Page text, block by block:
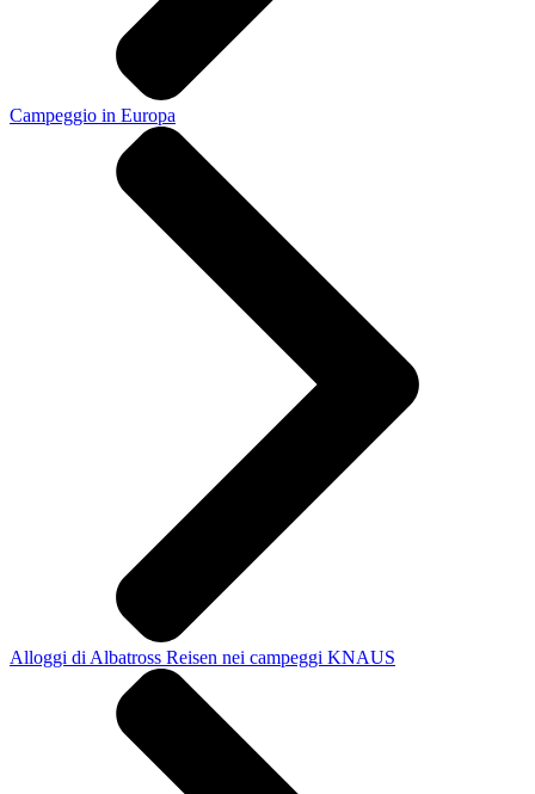
Campeggio in Europa
Alloggi di Albatross Reisen nei campeggi KNAUS